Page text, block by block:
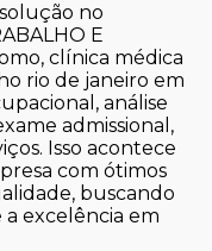
no
E
clínica médica
rio de janeiro em
análise
admissional,
Isso acontece
com ótimos
buscando
a excelência em